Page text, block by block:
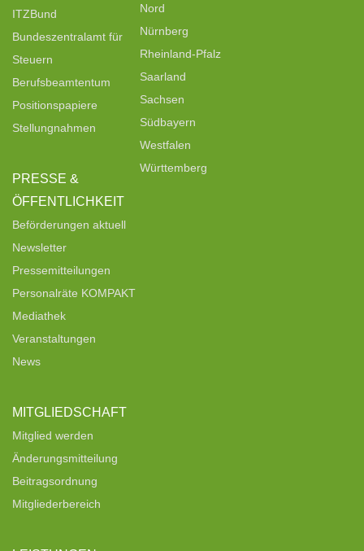
ITZBund
Bundeszentralamt für
Steuern
Berufsbeamtentum
Positionspapiere
Stellungnahmen
PRESSE &
ÖFFENTLICHKEIT
Beförderungen aktuell
Newsletter
Pressemitteilungen
Personalräte KOMPAKT
Mediathek
Veranstaltungen
News
MITGLIEDSCHAFT
Mitglied werden
Änderungsmitteilung
Beitragsordnung
Mitgliederbereich
Nord
Nürnberg
Rheinland-Pfalz
Saarland
Sachsen
Südbayern
Westfalen
Württemberg